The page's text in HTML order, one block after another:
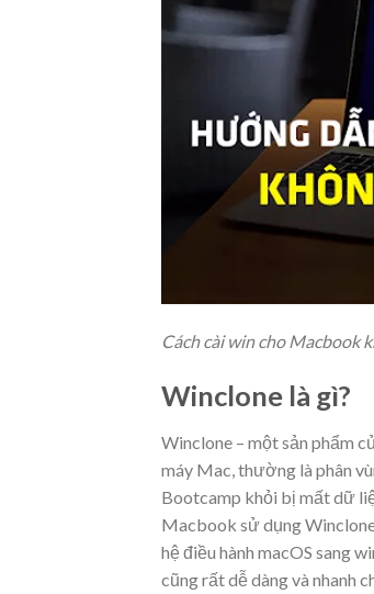
Cách cài win cho Macbook
Winclone là gì?
Winclone – một sản phẩm
máy Mac, thường là phân
Bootcamp khỏi bị mất dữ
Macbook sử dụng
hệ điều hành macOS sang
cũng rất dễ dàng và nhanh